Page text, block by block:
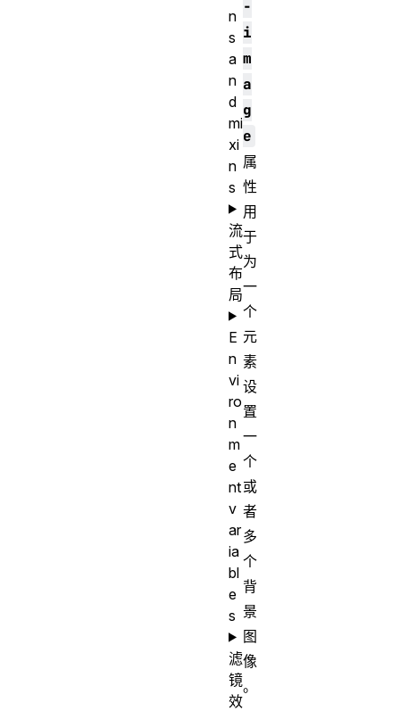
-
i
m
a
g
e
属
性
用
于
为
一
个
元
素
设
置
一
个
或
者
多
个
背
景
图
像
。
n
s
a
n
d
mi
xi
n
s
流
式
布
局
E
n
vi
ro
n
m
e
nt
v
ar
ia
bl
e
s
滤
镜
效